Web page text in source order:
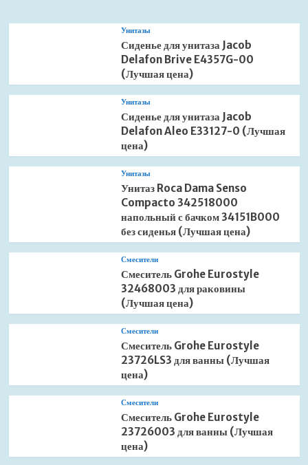
Унитазы
Сиденье для унитаза Jacob
Delafon Brive E4357G-00
(Лучшая цена)
Унитазы
Сиденье для унитаза Jacob
Delafon Aleo E33127-0 (Лучшая
цена)
Унитазы
Унитаз Roca Dama Senso
Compacto 342518000
напольный с бачком 34151B000
без сиденья (Лучшая цена)
Смесители
Смеситель Grohe Eurostyle
32468003 для раковины
(Лучшая цена)
Смесители
Смеситель Grohe Eurostyle
23726LS3 для ванны (Лучшая
цена)
Смесители
Смеситель Grohe Eurostyle
23726003 для ванны (Лучшая
цена)